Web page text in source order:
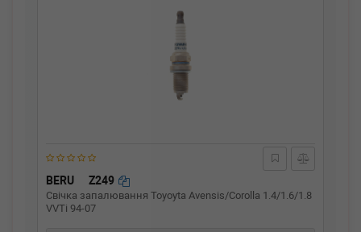
BERU Z249
Свічка запалювання Toyoyta Avensis/Corolla 1.4/1.6/1.8
VVTi 94-07